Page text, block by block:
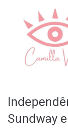
conteúdo
Sundway